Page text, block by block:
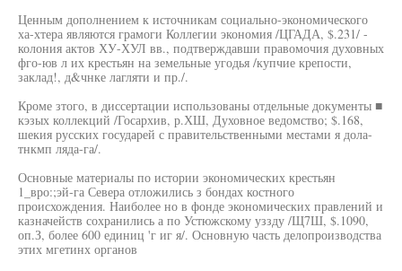
Ценным дополнением к источникам социально-экономического
ха-хтера являются грамоги Коллегии экономия /ЦГАДА, $.231/ -
колония актов ХУ-ХУЛ вв., подтверждавши правомочия духовных
фго-юв л их крестьян на земельные угодья /купчие крепости,
заклад!, д&чнке лагляти и пр./.
Кроме зтого, в диссертации использованы отдельные документы ■
кэзых коллекций /Госархив, р.ХШ, Духовное ведомство; $.168,
шекия русских государей с правительственными местами я дола-
тнкмп ляда-га/.
Основные материалы по истории экономических крестьян
1_вро:;эй-га Севера отложились з бондах костного
происхождения. Наиболее но в фонде экономических правлений и
казначейств сохранились а по Устюжскому уззду /Щ7Ш, $.1090,
оп.З, более 600 единиц 'г иг я/. Основную часть делопроизводства
этих мгетинх органов